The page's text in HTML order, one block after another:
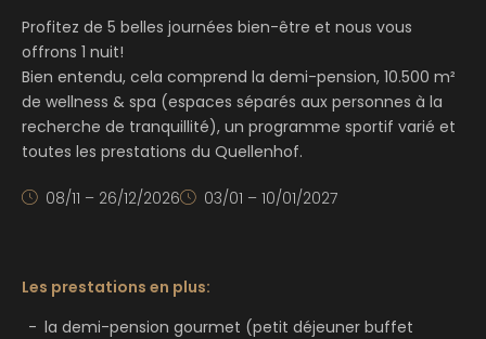
Profitez de 5 belles journées bien-être et nous vous
offrons 1 nuit!
Bien entendu, cela comprend la demi-pension, 10.500 m²
de wellness & spa (espaces séparés aux personnes à la
recherche de tranquillité), un programme sportif varié et
toutes les prestations du Quellenhof.
08/11 – 26/12/2026 03/01 – 10/01/2027
Les prestations en plus:
la demi-pension gourmet (petit déjeuner buffet